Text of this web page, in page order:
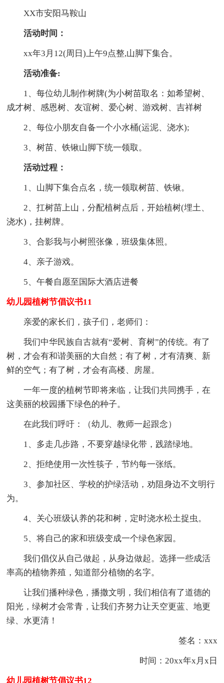
XX市安阳马鞍山
活动时间：
xx年3月12(周日)上午9点整,山脚下集合。
活动准备:
1、每位幼儿制作树牌(为小树苗取名：如希望树、
成才树、感恩树、友谊树、爱心树、游戏树、吉祥树
2、每位小朋友自备一个小水桶(运泥、浇水);
3、树苗、铁锹山脚下统一领取。
活动过程：
1、山脚下集合点名，统一领取树苗、铁锹。
2、扛树苗上山，分配植树点后，开始植树(埋土、
浇水)，挂树牌。
3、合影我与小树照张像，班级集体照。
4、亲子游戏。
5、午餐自愿至国际大酒店进餐
幼儿园植树节倡议书11
亲爱的家长们，孩子们，老师们：
我们中华民族自古就有“爱树、育树”的传统。有了
树，才会有和谐美丽的大自然；有了树，才有清爽、新
鲜的空气；有了树，才会有高楼、房屋。
一年一度的植树节即将来临，让我们共同携手，在
这美丽的校园播下绿色的种子。
在此我们呼吁：（幼儿、教师一起跟念）
1、多走几步路，不要穿越绿化带，践踏绿地。
2、拒绝使用一次性筷子，节约每一张纸。
3、参加社区、学校的护绿活动，劝阻身边不文明行
为。
4、关心班级认养的花和树，定时浇水松土捉虫。
5、将自己的家和班级变成一个绿色家园。
我们倡仪从自己做起，从身边做起。选择一些成活
率高的植物养殖，知道部分植物的名字。
让我们播种绿色，播撒文明，我们相信有了道德的
阳光，绿树才会常青，让我们齐努力让天空更蓝、地更
绿、水更清！
签名：xxx
时间：20xx年x月x日
幼儿园植树节倡议书12